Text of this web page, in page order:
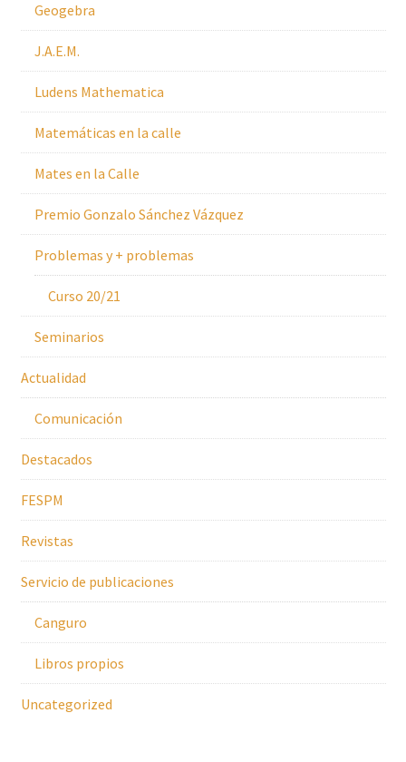
Geogebra
J.A.E.M.
Ludens Mathematica
Matemáticas en la calle
Mates en la Calle
Premio Gonzalo Sánchez Vázquez
Problemas y + problemas
Curso 20/21
Seminarios
Actualidad
Comunicación
Destacados
FESPM
Revistas
Servicio de publicaciones
Canguro
Libros propios
Uncategorized